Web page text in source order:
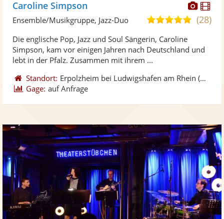
Caroline Simpson
5,0(28)
Ensemble/Musikgruppe, Jazz-Duo
Die englische Pop, Jazz und Soul Sängerin, Caroline
Simpson, kam vor einigen Jahren nach Deutschland und
lebt in der Pfalz. Zusammen mit ihrem ...
Standort: Erpolzheim bei Ludwigshafen am Rhein (DE)
Gage: auf Anfrage